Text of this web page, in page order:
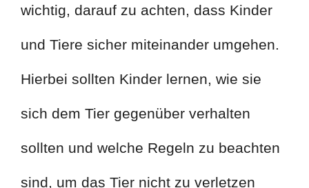
wichtig, darauf zu achten, dass Kinder
und Tiere sicher miteinander umgehen.
Hierbei sollten Kinder lernen, wie sie
sich dem Tier gegenüber verhalten
sollten und welche Regeln zu beachten
sind, um das Tier nicht zu verletzen